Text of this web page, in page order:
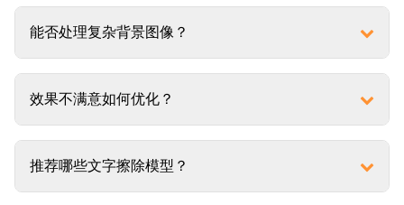
能否处理复杂背景图像？
效果不满意如何优化？
推荐哪些文字擦除模型？